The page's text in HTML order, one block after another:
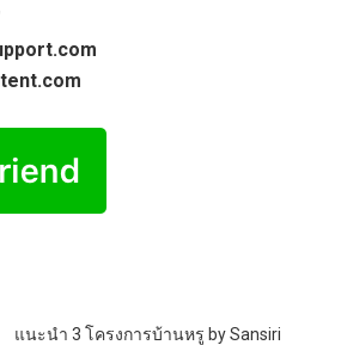
แนะนำ 3 โครงการบ้านหรู by Sansiri